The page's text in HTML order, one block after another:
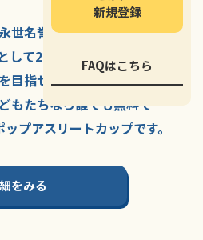
新規登録
FAQはこちら
世名誉会長を務める、野球の
して2007年に
目指せる唯一の野球大会。
もたちなら誰でも無料で
ップアスリートカップです。
をみる